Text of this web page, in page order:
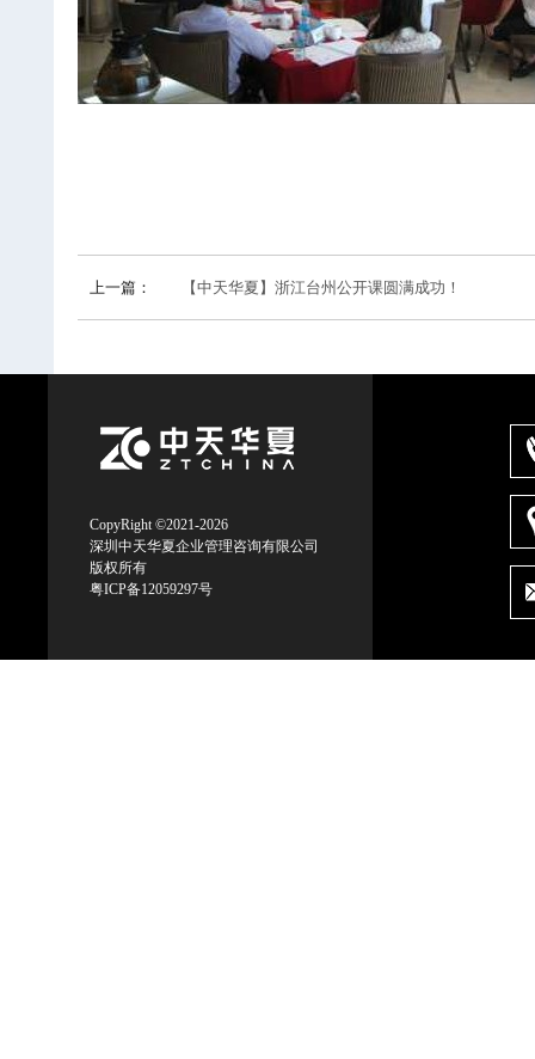
上一篇： 【中天华夏】浙江台州公开课圆满成功！
CopyRight ©2021-2026
深圳中天华夏企业管理咨询有限公司
版权所有
粤ICP备12059297号